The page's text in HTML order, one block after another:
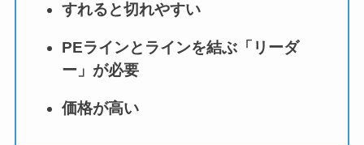
すれると切れやすい
PEラインとラインを結ぶ「リーダ
ー」が必要
価格が高い